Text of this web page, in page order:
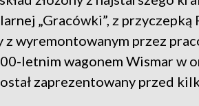
„Gracówki”, z przyczepką
z wyremontowanym przez
letnim wagonem Wismar w
zaprezentowany przed